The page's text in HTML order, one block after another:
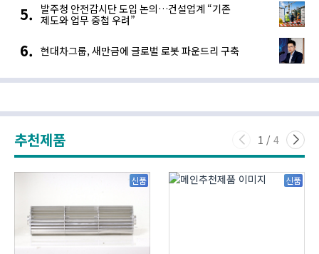
발주청 안전감시단 도입 논의…건설업계 “기존
제도와 업무 중첩 우려”
현대차그룹, 새만금에 글로벌 로봇 파운드리 구축
추천제품 1 / 4
신품 신품